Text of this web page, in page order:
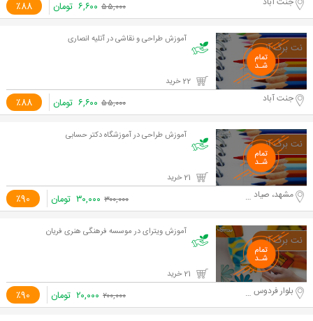
٪88 ۵۵,۰۰۰ ۶,۶۰۰ تومان
آموزش طراحی و نقاشی در آتلیه انصاری
٪88 جنت آباد ۵۵,۰۰۰ ۶,۶۰۰ تومان
آموزش طراحی در آموزشگاه دکتر حسابی
٪90 مشهد، صیاد شیرازی ۳۰۰,۰۰۰ ۳۰,۰۰۰ تومان
آموزش ویترای در موسسه فرهنگی هنری فریان
٪90 بلوار فردوس شرق ۲۰۰,۰۰۰ ۲۰,۰۰۰ تومان